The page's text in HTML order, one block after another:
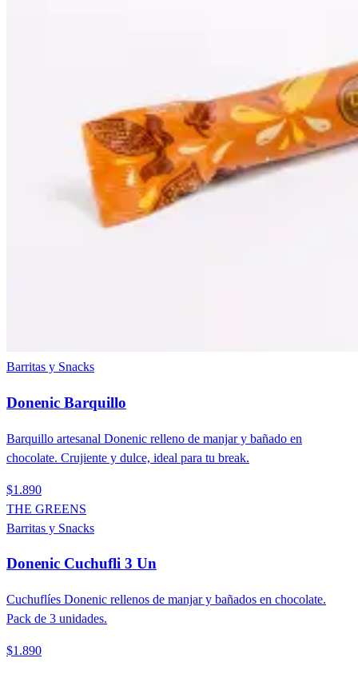
Barritas y Snacks
Donenic Barquillo
Barquillo artesanal Donenic relleno de manjar y bañado en
chocolate. Crujiente y dulce, ideal para tu break.
$1.890
THE GREENS
Barritas y Snacks
Donenic Cuchufli 3 Un
Cuchuflíes Donenic rellenos de manjar y bañados en chocolate.
Pack de 3 unidades.
$1.890